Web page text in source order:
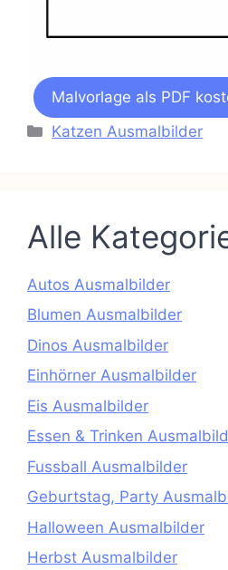
Malvorlage als PDF
Kategorien
Katzen Ausmalbilder
Alle
Autos Ausmalbilder
Blumen Ausmalbilder
Dinos Ausmalbilder
Einhörner Ausmalbilder
Eis Ausmalbilder
Essen & Trinken
Fussball Ausmalbilder
Geburtstag, Party
Halloween Ausmalbilder
Herbst Ausmalbilder